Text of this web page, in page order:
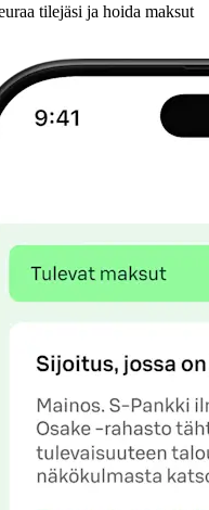
tilejäsi ja hoida maksut